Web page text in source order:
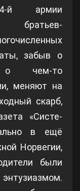
й армии
братьев-
забыв о
о чем-то
меняют на
скарб,
«Систе-
в ещё
Норвегии,
были